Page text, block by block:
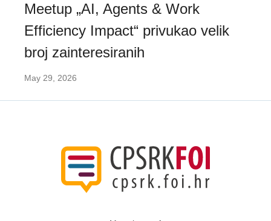
Meetup „AI, Agents & Work
Efficiency Impact“ privukao velik
broj zainteresiranih
May 29, 2026